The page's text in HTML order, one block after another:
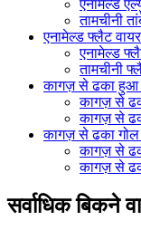
एनामेल्ड
तामचीनी
एनामेल्ड फ्लैट वायर
एनामेल्ड
तामचीनी
कागज़ से ढका हुआ
कागज़ से
कागज़ से
कागज़ से ढका गोल
कागज़ से
कागज़ से
सर्वाधिक बिकने